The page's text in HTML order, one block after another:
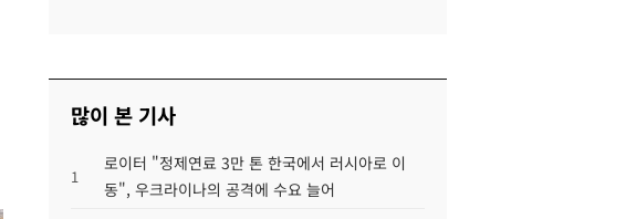
많이 본 기사
1
로이터 "정제연료 3만 톤 한국에서 러시아로 이
동", 우크라이나의 공격에 수요 늘어